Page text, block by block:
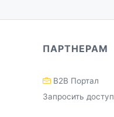
ПАРТНЕРАМ
B2B Портал
Запросить доступ